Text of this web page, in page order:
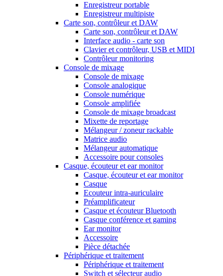
Enregistreur portable
Enregistreur multipiste
Carte son, contrôleur et DAW
Carte son, contrôleur et DAW
Interface audio - carte son
Clavier et contrôleur, USB et MIDI
Contrôleur monitoring
Console de mixage
Console de mixage
Console analogique
Console numérique
Console amplifiée
Console de mixage broadcast
Mixette de reportage
Mélangeur / zoneur rackable
Matrice audio
Mélangeur automatique
Accessoire pour consoles
Casque, écouteur et ear monitor
Casque, écouteur et ear monitor
Casque
Ecouteur intra-auriculaire
Préamplificateur
Casque et écouteur Bluetooth
Casque conférence et gaming
Ear monitor
Accessoire
Pièce détachée
Périphérique et traitement
Périphérique et traitement
Switch et sélecteur audio